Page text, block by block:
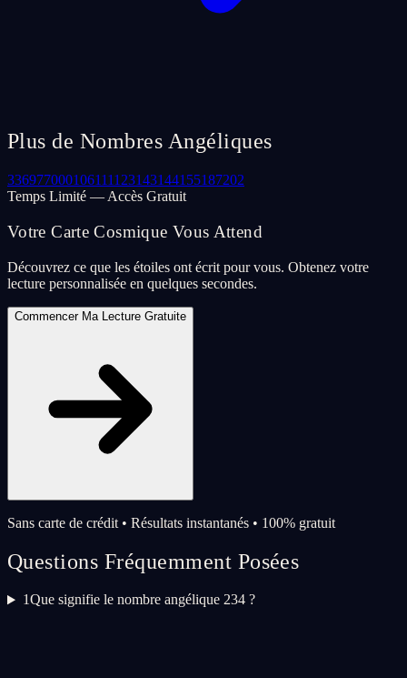
Plus de Nombres Angéliques
336977000106111123143144155187202
Temps Limité — Accès Gratuit
Votre Carte Cosmique Vous Attend
Découvrez ce que les étoiles ont écrit pour vous. Obtenez votre
lecture personnalisée en quelques secondes.
Commencer Ma Lecture Gratuite
Sans carte de crédit • Résultats instantanés • 100% gratuit
Questions Fréquemment Posées
1Que signifie le nombre angélique 234 ?